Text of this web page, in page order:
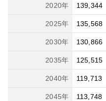
2020年 139,344
2025年 135,568
2030年 130,866
2035年 125,515
2040年 119,713
2045年 113,748